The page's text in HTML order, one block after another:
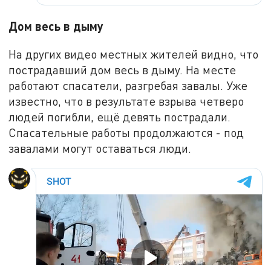
Дом весь в дыму
На других видео местных жителей видно, что
пострадавший дом весь в дыму. На месте
работают спасатели, разгребая завалы. Уже
известно, что в результате взрыва четверо
людей погибли, ещё девять пострадали.
Спасательные работы продолжаются - под
завалами могут оставаться люди.